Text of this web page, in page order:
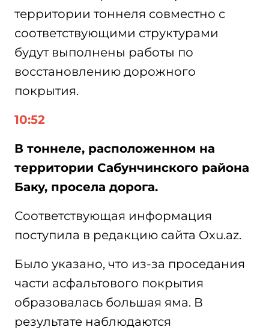
территории тоннеля совместно с
соответствующими структурами
будут выполнены работы по
восстановлению дорожного
покрытия.
10:52
В тоннеле, расположенном на
территории Сабунчинского района
Баку, просела дорога.
Соответствующая информация
поступила в редакцию сайта Oxu.az.
Было указано, что из-за проседания
части асфальтового покрытия
образовалась большая яма. В
результате наблюдаются